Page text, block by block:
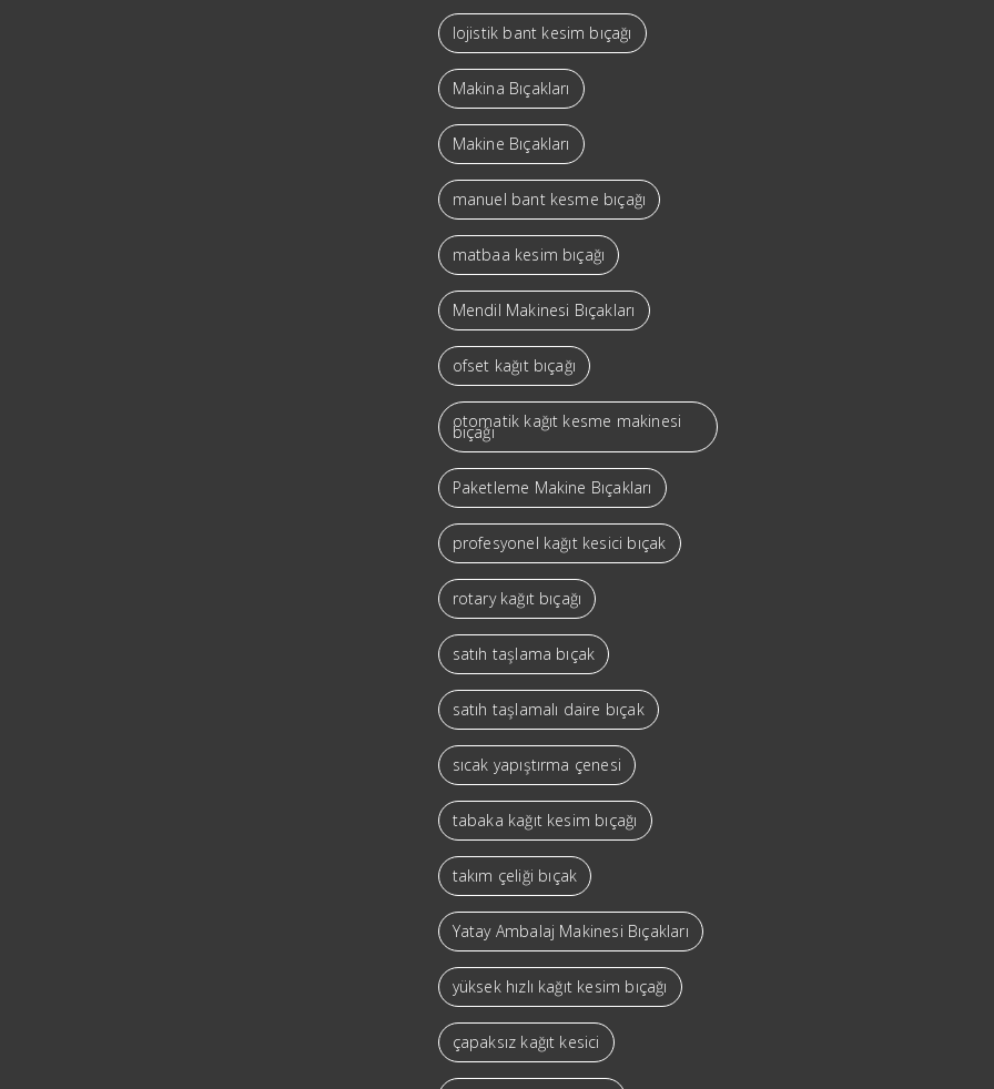
lojistik bant kesim bıçağı
Makina Bıçakları
Makine Bıçakları
manuel bant kesme bıçağı
matbaa kesim bıçağı
Mendil Makinesi Bıçakları
ofset kağıt bıçağı
otomatik kağıt kesme makinesi
bıçağı
Paketleme Makine Bıçakları
profesyonel kağıt kesici bıçak
rotary kağıt bıçağı
satıh taşlama bıçak
satıh taşlamalı daire bıçak
sıcak yapıştırma çenesi
tabaka kağıt kesim bıçağı
takım çeliği bıçak
Yatay Ambalaj Makinesi Bıçakları
yüksek hızlı kağıt kesim bıçağı
çapaksız kağıt kesici